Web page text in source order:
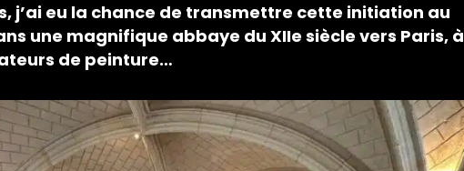
j’ai eu la chance de transmettre cette initiation au
une magnifique abbaye du XIIe siècle vers Paris, à
de peinture…